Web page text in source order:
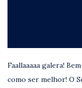
Faallaaaaa galera!
como ser melhor! O